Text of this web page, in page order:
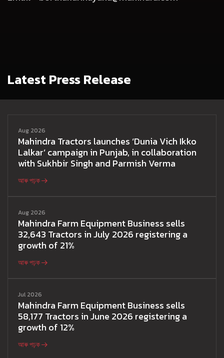
Latest Press Release
Aug 2026
Mahindra Tractors launches ‘Dunia Vich Ikko
Lalkar’ campaign in Punjab, in collaboration
with Sukhbir Singh and Parmish Verma
আৰু পঢ়ক
Aug 2026
Mahindra Farm Equipment Business sells
32,643 Tractors in July 2026 registering a
growth of 21%
আৰু পঢ়ক
Jul 2026
Mahindra Farm Equipment Business sells
58,177 Tractors in June 2026 registering a
growth of 12%
আৰু পঢ়ক